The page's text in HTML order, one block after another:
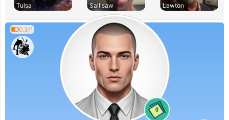
Tulsa
Sallisaw
Lawton
0.3/1
0